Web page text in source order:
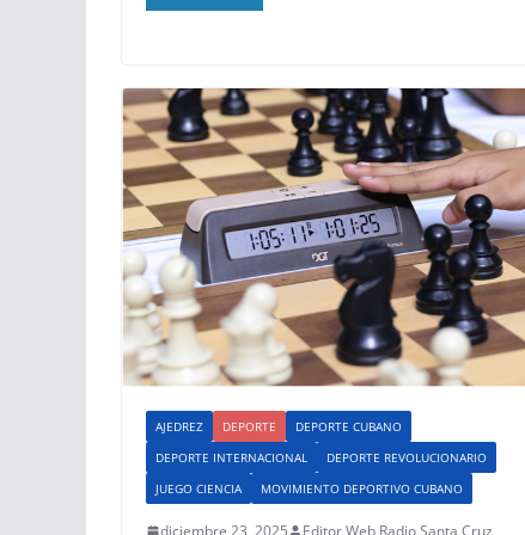
AJEDREZ DEPORTE
DEPORTE CUBANO
DEPORTE INTERNACIONAL
DEPORTE REVOLUCIONARIO
JUEGO CIENCIA
MOVIMIENTO DEPORTIVO CUBANO